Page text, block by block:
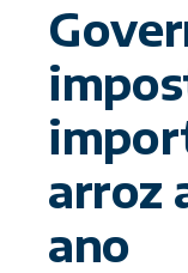
arroz
ano